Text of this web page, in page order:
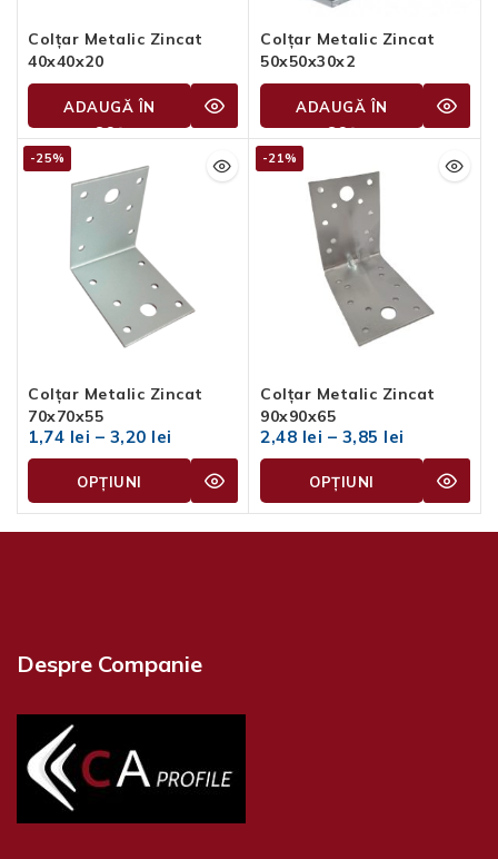
Colțar Metalic Zincat
40x40x20
ADAUGĂ ÎN
COȘ
Colțar Metalic Zincat
50x50x30x2
ADAUGĂ ÎN
COȘ
-25%
Colțar Metalic Zincat
70x70x55
1,74 lei – 3,20 lei
OPȚIUNI
-21%
Colțar Metalic Zincat
90x90x65
2,48 lei – 3,85 lei
OPȚIUNI
Despre Companie